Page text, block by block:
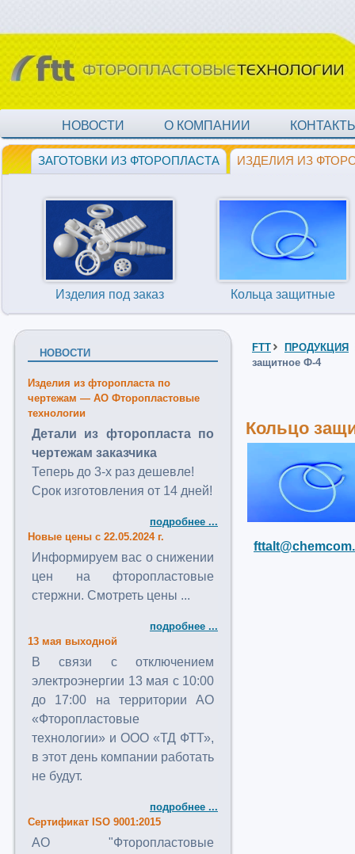
НОВОСТИ О КОМПАНИИ
ЗАГОТОВКИ ИЗ ФТОРОПЛАСТА ИЗДЕЛИЯ ИЗ
Изделия под заказ Кольца защитные
НОВОСТИ
Изделия из фторопласта по
чертежам — АО Фторопластовые
технологии
Детали из фторопласта по
чертежам заказчика
Теперь до 3-х раз дешевле!
Срок изготовления от 14 дней!
подробнее ...
Новые цены с 22.05.2024 г.
Информируем вас о снижении
цен на фторопластовые
стержни. Смотреть цены ...
подробнее ...
13 мая выходной
В связи с отключением
электроэнергии 13 мая с 10:00
до 17:00 на территории АО
«Фторопластовые
технологии» и ООО «ТД ФТТ»,
в этот день компании работать
не будут.
подробнее ...
Сертификат ISO 9001:2015
АО "Фторопластовые
FTT
ПРОДУКЦИЯ
защитное Ф-4
Кольцо